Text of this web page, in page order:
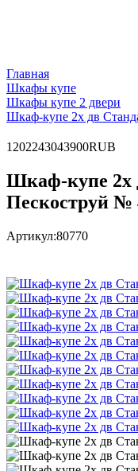
Главная
Шкафы купе
Шкафы купе 2 двери
Шкаф-купе 2х дв
1202243043900RUB
Шкаф-купе 2х
Пескоструй №
Артикул:80770